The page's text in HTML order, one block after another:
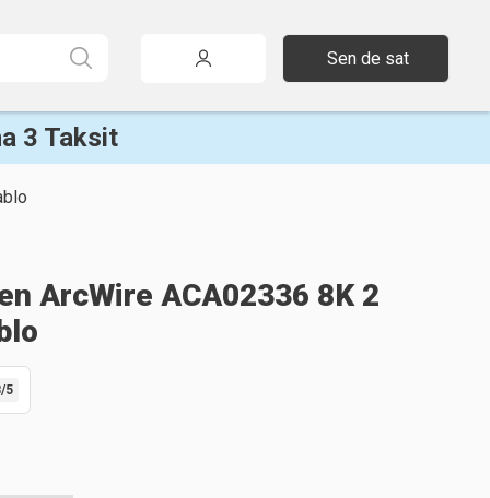
Sen de sat
3 Taksit
ArcWire ACA02336 8K 2
/5